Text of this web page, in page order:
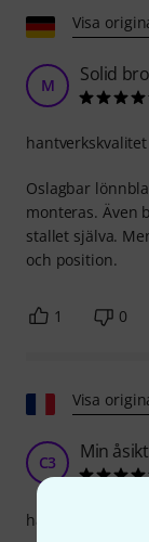
Visa
M Solid bro
Oslagbar
monteras. Även
stallet själva.
och position.
hantverkskvalitet
1 0
Visa
C3 Min
hantverkskvalitet